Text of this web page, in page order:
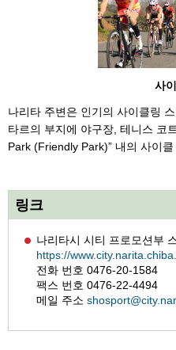
사
나리타 주변은 인기의 사이클링
타르의 부지에 야구장, 테니스 코
Park (Friendly Park)” 내의 사이
링크
나리타시 시티 프로모션부
https://
전화 번호 0476-20-1584
팩스 번호 0476-22-4494
메일 주소